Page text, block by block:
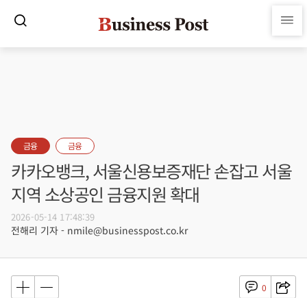
금융 금융
카카오뱅크, 서울신용보증재단 손잡고 서울
지역 소상공인 금융지원 확대
2026-05-14 17:48:39
전해리 기자 - nmile@businesspost.co.kr
0